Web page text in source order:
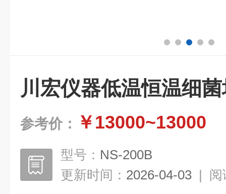
川宏仪器低温恒温细
参考价： ￥13000~13000
型号： NS-200B
更新时间： 2026-04-03 | 阅